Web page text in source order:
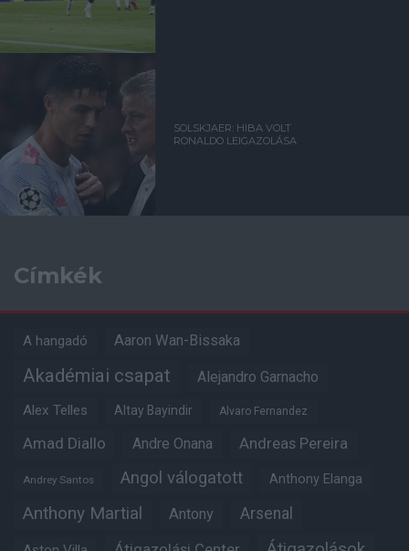
SOLSKJAER: HIBA VOLT
RONALDO LEIGAZOLÁSA
Címkék
A hangadó Aaron Wan-Bissaka
Akadémiai csapat Alejandro Garnacho
Alex Telles Altay Bayindir Alvaro Fernandez
Amad Diallo Andre Onana Andreas Pereira
Andrey Santos Angol válogatott Anthony Elanga
Anthony Martial Antony Arsenal